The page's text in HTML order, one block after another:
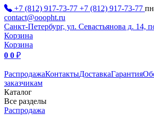
+7 (812) 917-73-77 +7 (812) 917-73-77
contact@ooopht.ru
Санкт-Петербург, ул. Севастьянова д. 14,
Корзина
Корзина
0 0 ₽
РаспродажаКонтактыДоставкаГарантия
заказчикам
Каталог
Все разделы
Распродажа